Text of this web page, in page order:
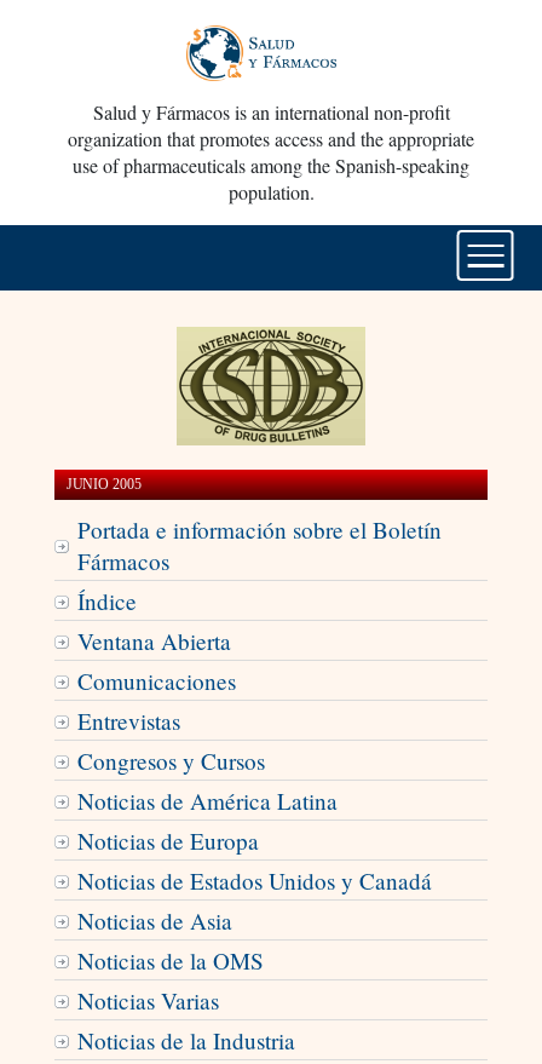
Salud y Fármacos is an international non-profit
organization that promotes access and the appropriate
use of pharmaceuticals among the Spanish-speaking
population.
JUNIO 2005
Portada e información sobre el Boletín
Fármacos
Índice
Ventana Abierta
Comunicaciones
Entrevistas
Congresos y Cursos
Noticias de América Latina
Noticias de Europa
Noticias de Estados Unidos y Canadá
Noticias de Asia
Noticias de la OMS
Noticias Varias
Noticias de la Industria